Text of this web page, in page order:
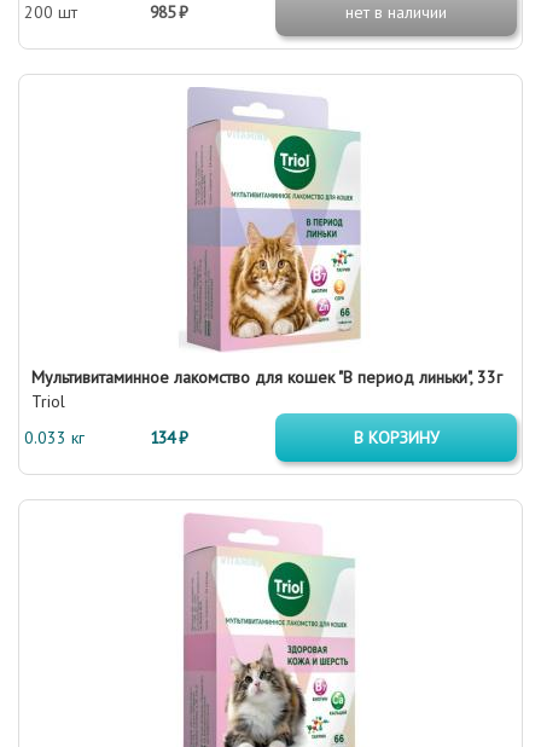
200 шт
985 ₽ нет в наличии
Мультивитаминное лакомство для кошек "В период линьки", 33г
Triol
0.033 кг
134 ₽ В КОРЗИНУ